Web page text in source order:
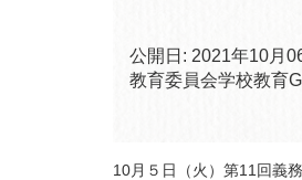
公開日: 2021年10月
教育委員会学校教育G
10月５日（火）第11回義